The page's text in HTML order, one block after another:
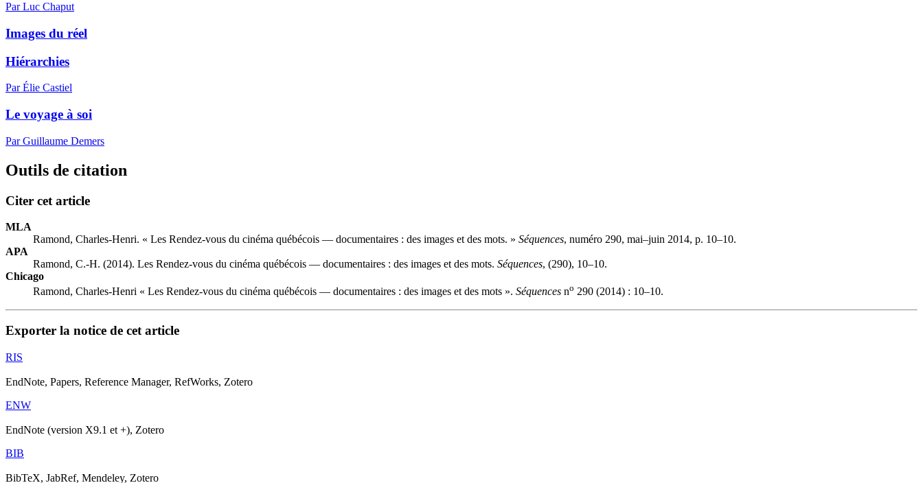
Par Luc Chaput
Images du réel
Hiérarchies
Par Élie Castiel
Le voyage à soi
Par Guillaume Demers
Outils de citation
Citer cet article
MLA
Ramond, Charles-Henri. « Les Rendez-vous du cinéma québécois — documentaires : des images et des mots. » Séquences, numéro 290, mai–juin 2014, p. 10–10.
APA
Ramond, C.-H. (2014). Les Rendez-vous du cinéma québécois — documentaires : des images et des mots. Séquences, (290), 10–10.
Chicago
Ramond, Charles-Henri « Les Rendez-vous du cinéma québécois — documentaires : des images et des mots ». Séquences no 290 (2014) : 10–10.
Exporter la notice de cet article
RIS
EndNote, Papers, Reference Manager, RefWorks, Zotero
ENW
EndNote (version X9.1 et +), Zotero
BIB
BibTeX, JabRef, Mendeley, Zotero